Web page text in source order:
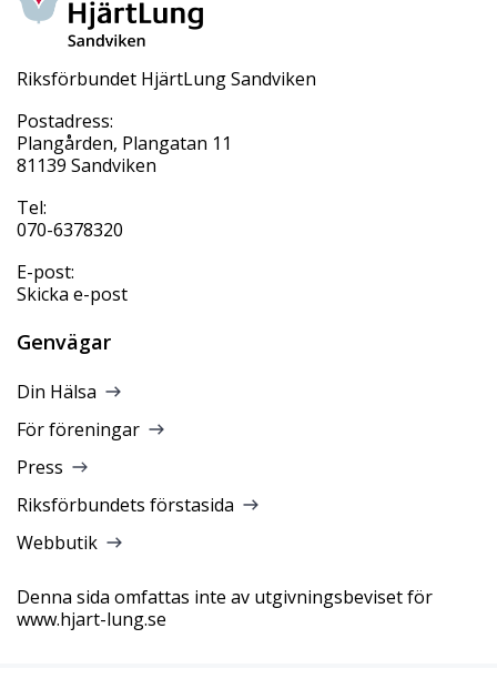
Riksförbundet HjärtLung Sandviken
Postadress:
Plangården, Plangatan 11
81139 Sandviken
Tel:
070-6378320
E-post:
Skicka e-post
Genvägar
Din Hälsa
För föreningar
Press
Riksförbundets förstasida
Webbutik
Denna sida omfattas inte av utgivningsbeviset för
www.hjart-lung.se